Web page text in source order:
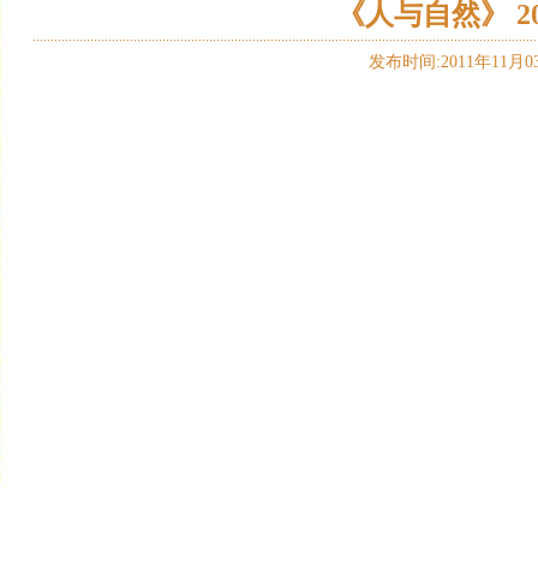
《人与自然》
发布时间:2011年11月